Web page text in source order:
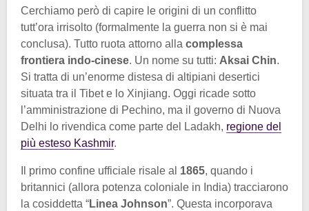
Cerchiamo però di capire le origini di un conflitto
tutt’ora irrisolto (formalmente la guerra non si è mai
conclusa). Tutto ruota attorno alla complessa
frontiera indo-cinese. Un nome su tutti: Aksai Chin.
Si tratta di un’enorme distesa di altipiani desertici
situata tra il Tibet e lo Xinjiang. Oggi ricade sotto
l’amministrazione di Pechino, ma il governo di Nuova
Delhi lo rivendica come parte del Ladakh, regione del
più esteso Kashmir.
Il primo confine ufficiale risale al 1865, quando i
britannici (allora potenza coloniale in India) tracciarono
la cosiddetta “Linea Johnson”. Questa incorporava